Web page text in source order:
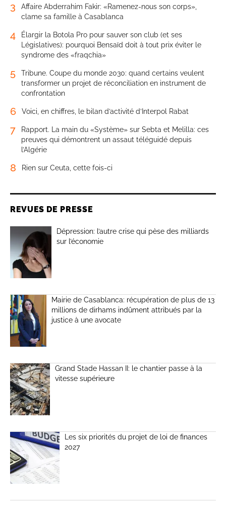
3
Affaire Abderrahim Fakir: «Ramenez-nous son corps»,
clame sa famille à Casablanca
4
Élargir la Botola Pro pour sauver son club (et ses
Législatives): pourquoi Bensaïd doit à tout prix éviter le
syndrome des «fraqchia»
5
Tribune. Coupe du monde 2030: quand certains veulent
transformer un projet de réconciliation en instrument de
confrontation
6 Voici, en chiffres, le bilan d’activité d’Interpol Rabat
7
Rapport. La main du «Système» sur Sebta et Melilla: ces
preuves qui démontrent un assaut téléguidé depuis
l’Algérie
8 Rien sur Ceuta, cette fois-ci
REVUES DE PRESSE
Dépression: l’autre crise qui pèse des milliards
sur l’économie
Mairie de Casablanca: récupération de plus de 13
millions de dirhams indûment attribués par la
justice à une avocate
Grand Stade Hassan II: le chantier passe à la
vitesse supérieure
Les six priorités du projet de loi de finances
2027